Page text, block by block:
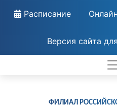
Расписание
Версия сайта
ФИЛИАЛ